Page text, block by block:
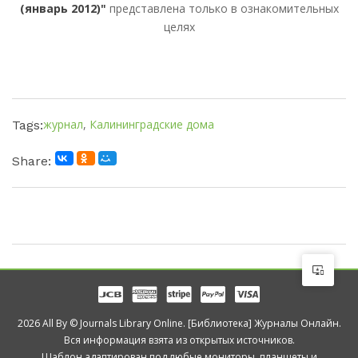
(январь 2012)" представлена только в ознакомительных
целях
Tags:журнал, Калининградские дома
Share:
2026 All By © Journals Library Online. [Библиотека] Журналы Онлайн.
Вся информация взята из открытых источников.